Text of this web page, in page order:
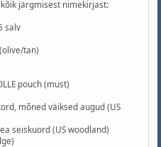
järgmisest nimekirjast:
salv
tan)
pouch (must)
mõned väiksed augud (US
seiskuord (US woodland)